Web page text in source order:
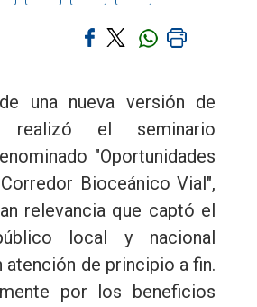
una nueva versión de
realizó el seminario
"Oportunidades
Bioceánico Vial",
relevancia que captó el
local y nacional
atención de principio a fin.
por los beneficios